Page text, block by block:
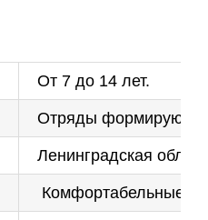
От 7 до 14 лет.
Отряды формируются
Ленинградская
Комфортабельные